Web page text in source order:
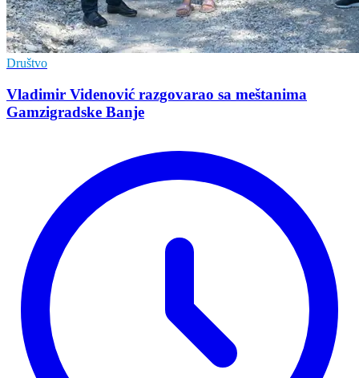
Društvo
Vladimir Vidеnović razgovarao sa mеštanima
Gamzigradskе Banjе